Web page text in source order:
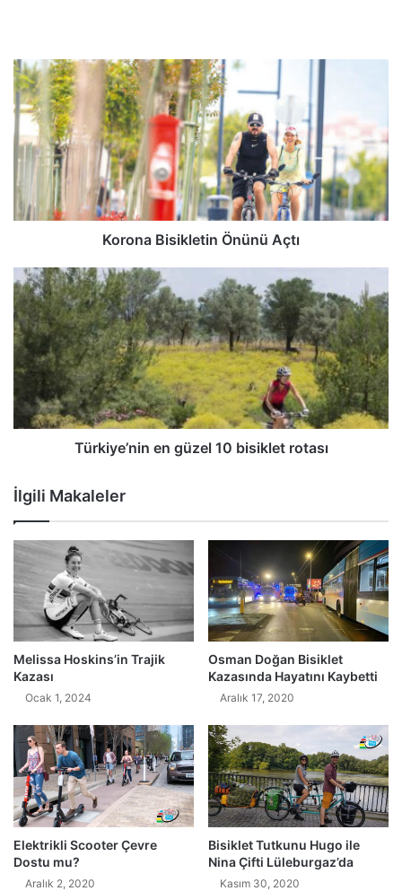
Korona Bisikletin Önünü Açtı
Türkiye’nin en güzel 10 bisiklet rotası
İlgili Makaleler
Melissa Hoskins’in Trajik
Kazası
Ocak 1, 2024
Osman Doğan Bisiklet
Kazasında Hayatını Kaybetti
Aralık 17, 2020
Elektrikli Scooter Çevre
Dostu mu?
Aralık 2, 2020
Bisiklet Tutkunu Hugo ile
Nina Çifti Lüleburgaz’da
Kasım 30, 2020